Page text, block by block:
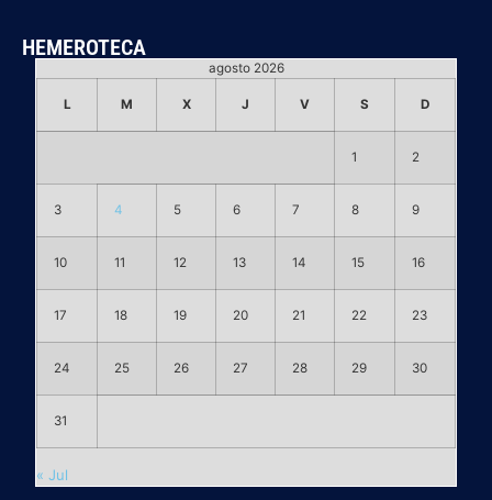
HEMEROTECA
agosto 2026
L M X J V S D
1 2
3 4 5 6 7 8 9
10 11 12 13 14 15 16
17 18 19 20 21 22 23
24 25 26 27 28 29 30
31
« Jul